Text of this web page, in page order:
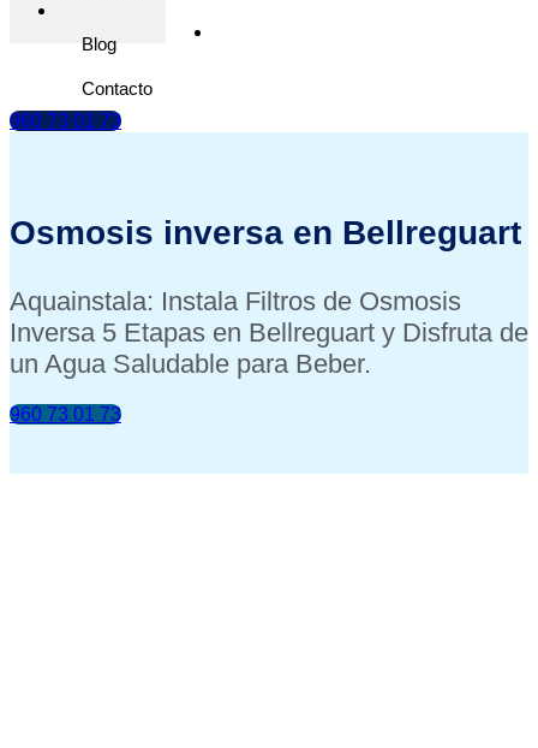
Blog
Contacto
960 73 01 73
Osmosis inversa en Bellreguart
Aquainstala: Instala Filtros de Osmosis
Inversa 5 Etapas en Bellreguart y Disfruta de
un Agua Saludable para Beber.
960 73 01 73